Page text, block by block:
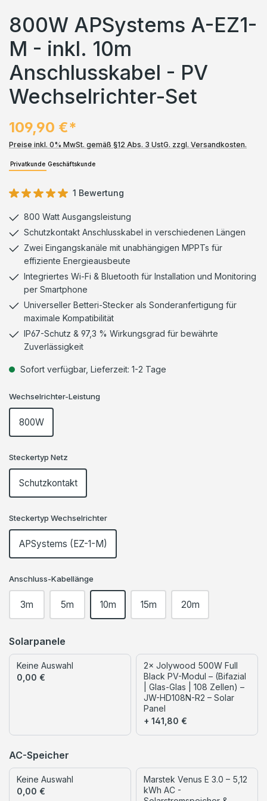
800W APSystems A-EZ1-
M - inkl. 10m
Anschlusskabel - PV
Wechselrichter-Set
109,90 €*
Preise inkl. 0% MwSt. gemäß §12 Abs. 3 UstG. zzgl. Versandkosten.
Privatkunde Geschäftskunde
1 Bewertung
800 Watt Ausgangsleistung
Schutzkontakt Anschlusskabel in verschiedenen Längen
Zwei Eingangskanäle mit unabhängigen MPPTs für
effiziente Energieausbeute
Integriertes Wi-Fi & Bluetooth für Installation und Monitoring
per Smartphone
Universeller Betteri-Stecker als Sonderanfertigung für
maximale Kompatibilität
IP67-Schutz & 97,3 % Wirkungsgrad für bewährte
Zuverlässigkeit
Sofort verfügbar, Lieferzeit: 1-2 Tage
Wechselrichter-Leistung
800W
Steckertyp Netz
Schutzkontakt
Steckertyp Wechselrichter
APSystems (EZ-1-M)
Anschluss-Kabellänge
3m 5m 10m 15m 20m
Solarpanele
Keine Auswahl
0,00 €
2× Jolywood 500W Full
Black PV-Modul – (Bifazial
| Glas-Glas | 108 Zellen) –
JW-HD108N-R2 – Solar
Panel
+ 141,80 €
AC-Speicher
Keine Auswahl
0,00 €
Marstek Venus E 3.0 – 5,12
kWh AC -